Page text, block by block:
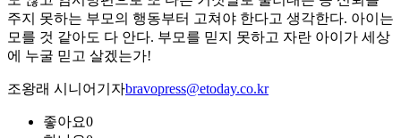
주지 못하는 부모의 행동부터 고쳐야 한다고 생각한다. 아이는
모를 것 같아도 다 안다. 부모를 믿지 못하고 자란 아이가 세상
에 누굴 믿고 살겠는가!
조왕래 시니어기자bravopress@etoday.co.kr
좋아요0